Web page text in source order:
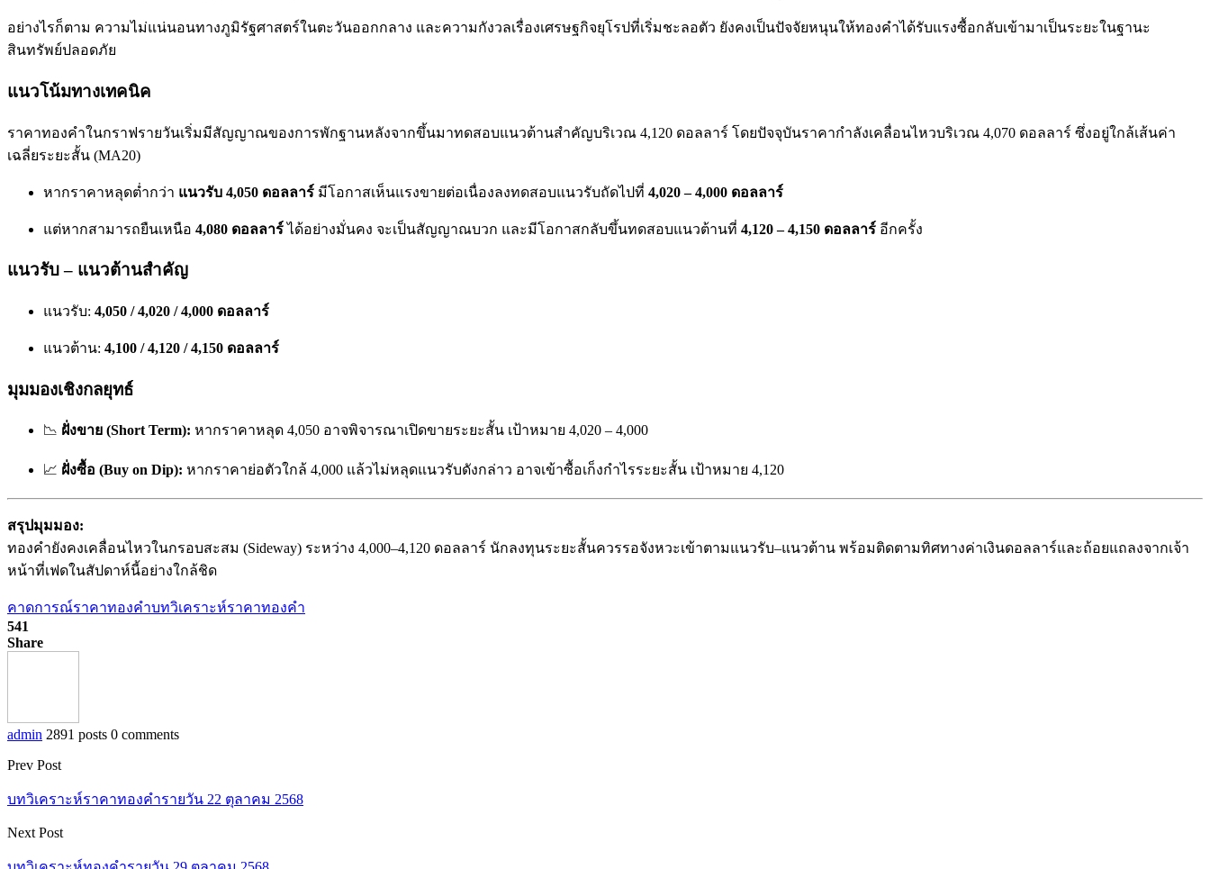
อย่างไรก็ตาม ความไม่แน่นอนทางภูมิรัฐศาสตร์ในตะวันออกกลาง และความกังวลเรื่องเศรษฐกิจยุโรปที่เริ่มชะลอตัว ยังคงเป็นปัจจัยหนุนให้ทองคำได้รับแรงซื้อกลับเข้ามาเป็นระยะในฐานะ
สินทรัพย์ปลอดภัย
แนวโน้มทางเทคนิค
ราคาทองคำในกราฟรายวันเริ่มมีสัญญาณของการพักฐานหลังจากขึ้นมาทดสอบแนวต้านสำคัญบริเวณ 4,120 ดอลลาร์ โดยปัจจุบันราคากำลังเคลื่อนไหวบริเวณ 4,070 ดอลลาร์ ซึ่งอยู่ใกล้เส้นค่า
เฉลี่ยระยะสั้น (MA20)
หากราคาหลุดต่ำกว่า แนวรับ 4,050 ดอลลาร์ มีโอกาสเห็นแรงขายต่อเนื่องลงทดสอบแนวรับถัดไปที่ 4,020 – 4,000 ดอลลาร์
แต่หากสามารถยืนเหนือ 4,080 ดอลลาร์ได้อย่างมั่นคง จะเป็นสัญญาณบวก และมีโอกาสกลับขึ้นทดสอบแนวต้านที่ 4,120 – 4,150 ดอลลาร์ อีกครั้ง
แนวรับ – แนวต้านสำคัญ
แนวรับ: 4,050 / 4,020 / 4,000 ดอลลาร์
แนวต้าน: 4,100 / 4,120 / 4,150 ดอลลาร์
มุมมองเชิงกลยุทธ์
📉 ฝั่งขาย (Short Term): หากราคาหลุด 4,050 อาจพิจารณาเปิดขายระยะสั้น เป้าหมาย 4,020 – 4,000
📈 ฝั่งซื้อ (Buy on Dip): หากราคาย่อตัวใกล้ 4,000 แล้วไม่หลุดแนวรับดังกล่าว อาจเข้าซื้อเก็งกำไรระยะสั้น เป้าหมาย 4,120
สรุปมุมมอง:
ทองคำยังคงเคลื่อนไหวในกรอบสะสม (Sideway) ระหว่าง 4,000–4,120 ดอลลาร์ นักลงทุนระยะสั้นควรรอจังหวะเข้าตามแนวรับ–แนวต้าน พร้อมติดตามทิศทางค่าเงินดอลลาร์และถ้อยแถลงจากเจ้า
หน้าที่เฟดในสัปดาห์นี้อย่างใกล้ชิด
คาดการณ์ราคาทองคำบทวิเคราะห์ราคาทองคำ
541
Share
admin 2891 posts 0 comments
Prev Post
บทวิเคราะห์ราคาทองคำรายวัน 22 ตุลาคม 2568
Next Post